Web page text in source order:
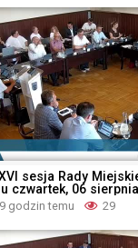
sesja Rady
czwartek, 06
9 godzin temu 29